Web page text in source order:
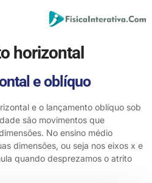
horizontal
e oblíquo
e o lançamento oblíquo sob
são movimentos que
No ensino médio
dimensões, ou seja nos eixos x e
quando desprezamos o atrito